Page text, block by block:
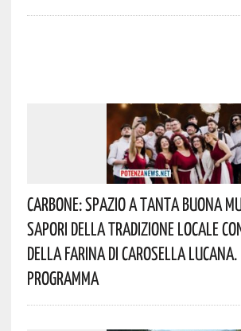
Carbone: Spazio A Tanta Buona
Sapori Della Tradizione Locale
Della Farina Di Carosella Lucana.
Programma